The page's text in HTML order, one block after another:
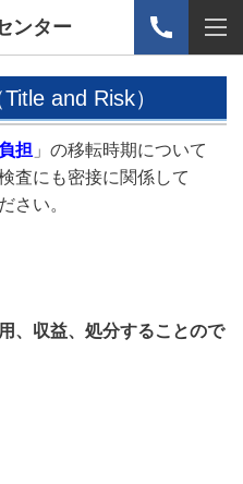
ンター
and Risk）
担 」の移転時期について
査にも密接に関係して
さい。
、収益、処分することので